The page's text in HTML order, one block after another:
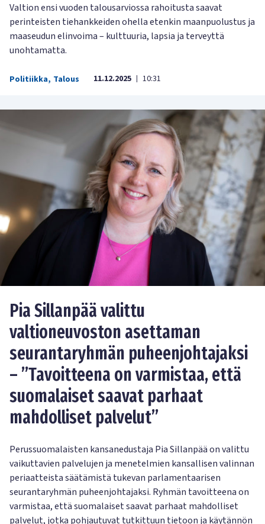
Valtion ensi vuoden talousarviossa rahoitusta saavat
perinteisten tiehankkeiden ohella etenkin maanpuolustus ja
maaseudun elinvoima – kulttuuria, lapsia ja terveyttä
unohtamatta.
Politiikka, Talous 11.12.2025 | 10:31
Pia Sillanpää valittu
valtioneuvoston asettaman
seurantaryhmän puheenjohtajaksi
– ”Tavoitteena on varmistaa, että
suomalaiset saavat parhaat
mahdolliset palvelut”
Perussuomalaisten kansanedustaja Pia Sillanpää on valittu
vaikuttavien palvelujen ja menetelmien kansallisen valinnan
periaatteista säätämistä tukevan parlamentaarisen
seurantaryhmän puheenjohtajaksi. Ryhmän tavoitteena on
varmistaa, että suomalaiset saavat parhaat mahdolliset
palvelut, jotka pohjautuvat tutkittuun tietoon ja käytännön